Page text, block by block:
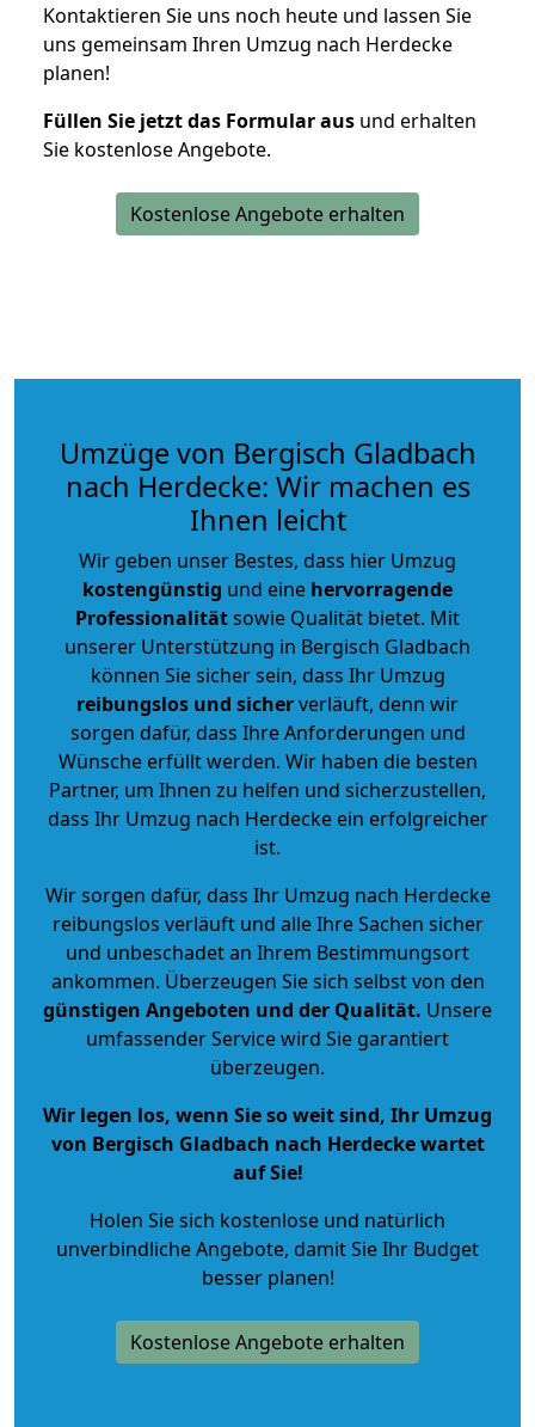
Kontaktieren Sie uns noch heute und lassen Sie
uns gemeinsam Ihren Umzug nach Herdecke
planen!
Füllen Sie jetzt das Formular aus und erhalten
Sie kostenlose Angebote.
Kostenlose Angebote erhalten
Umzüge von Bergisch Gladbach
nach Herdecke: Wir machen es
Ihnen leicht
Wir geben unser Bestes, dass hier Umzug
kostengünstig und eine hervorragende
Professionalitätsowie Qualität bietet. Mit
unserer Unterstützung in Bergisch Gladbach
können Sie sicher sein, dass Ihr Umzug
reibungslos und sicherverläuft, denn wir
sorgen dafür, dass Ihre Anforderungen und
Wünsche erfüllt werden. Wir haben die besten
Partner, um Ihnen zu helfen und sicherzustellen,
dass Ihr Umzug nach Herdecke ein erfolgreicher
ist.
Wir sorgen dafür, dass Ihr Umzug nach Herdecke
reibungslos verläuft und alle Ihre Sachen sicher
und unbeschadet an Ihrem Bestimmungsort
ankommen. Überzeugen Sie sich selbst von den
günstigen Angeboten und der Qualität. Unsere
umfassender Service wird Sie garantiert
überzeugen.
Wir legen los, wenn Sie so weit sind, Ihr Umzug
von Bergisch Gladbach nach Herdecke wartet
auf Sie!
Holen Sie sich kostenlose und natürlich
unverbindliche Angebote, damit Sie Ihr Budget
besser planen!
Kostenlose Angebote erhalten